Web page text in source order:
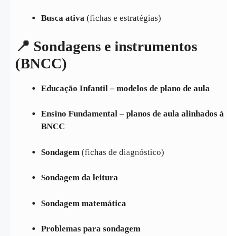
Busca ativa (fichas e estratégias)
📍 Sondagens e instrumentos
(BNCC)
Educação Infantil – modelos de plano de aula
Ensino Fundamental – planos de aula alinhados à
BNCC
Sondagem (fichas de diagnóstico)
Sondagem da leitura
Sondagem matemática
Problemas para sondagem